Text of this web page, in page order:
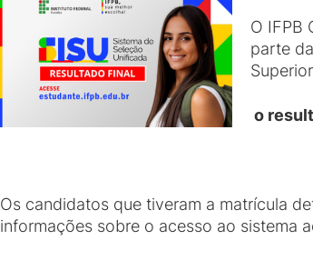
O IFPB
parte
o
Os candidatos que tiveram a matrícula
informações sobre o acesso ao sistema